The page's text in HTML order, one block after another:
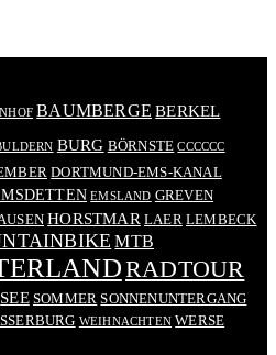
BAUMBERGE BERKEL
BURG BÖRNSTE CCCCCC
DORTMUND-EMS-KANAL
EMSLAND GREVEN
HORSTMAR LAER LEMBECK
MTB
RADTOUR
SEE SOMMER SONNENUNTERGANG
WEIHNACHTEN WERSE